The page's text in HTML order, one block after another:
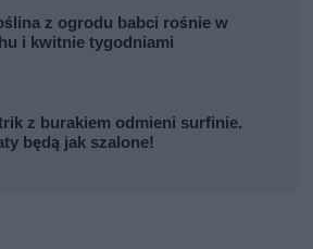
z ogrodu babci rośnie w
i kwitnie tygodniami
z burakiem odmieni surfinie.
będą jak szalone!